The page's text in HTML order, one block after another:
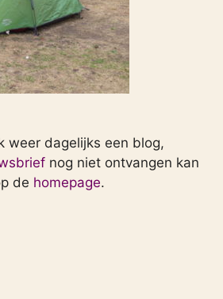
weer dagelijks een blog,
nog niet ontvangen kan
de homepage.